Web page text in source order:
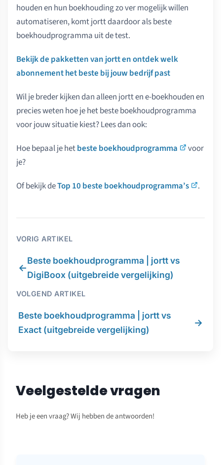
houden en hun boekhouding zo ver mogelijk willen
automatiseren, komt jortt daardoor als beste
boekhoudprogramma uit de test.
Bekijk de pakketten van jortt en ontdek welk
abonnement het beste bij jouw bedrijf past
Wil je breder kijken dan alleen jortt en e-boekhouden en
precies weten hoe je het beste boekhoudprogramma
voor jouw situatie kiest? Lees dan ook:
Hoe bepaal je hetbeste boekhoudprogramma
voor
je?
Of bekijk deTop 10 beste boekhoudprogramma’s .
VORIG ARTIKEL
←
Beste boekhoudprogramma | jortt vs
DigiBoox (uitgebreide vergelijking)
VOLGEND ARTIKEL
Beste boekhoudprogramma | jortt vs
Exact (uitgebreide vergelijking)
→
Veelgestelde vragen
Heb je een vraag? Wij hebben de antwoorden!